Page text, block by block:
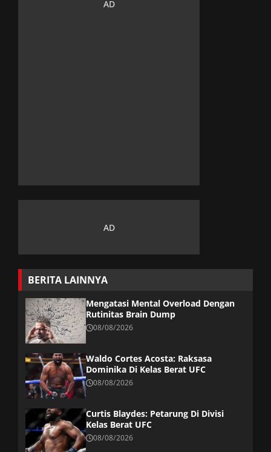
BERITA LAINNYA
Mengatasi Mental Overload Dengan
Rutinitas Brain Dump
08/08/2026
Waldo Cortes Acosta: Raksasa
Dominika Di Kelas Berat UFC
08/08/2026
Curtis Blaydes: Petarung Di Divisi
Kelas Berat UFC
08/08/2026